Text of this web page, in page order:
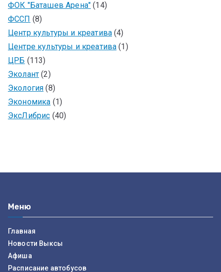
ФОК "Баташев Арена" (14)
ФССП (8)
Центр культуры и креатива (4)
Центре культуры и креатива (1)
ЦРБ (113)
Эколант (2)
Экология (8)
Экономика (1)
ЭксЛибрис (40)
Меню
Главная
Новости Выксы
Афиша
Расписание автобусов